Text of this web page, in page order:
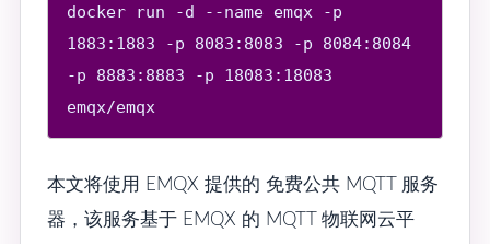
docker run -d --name emqx -p
1883:1883 -p 8083:8083 -p 8084:8084
-p 8883:8883 -p 18083:18083
本文将使用 EMQX 提供的 免费公共 MQTT 服务
器，该服务基于 EMQX 的 MQTT 物联网云平